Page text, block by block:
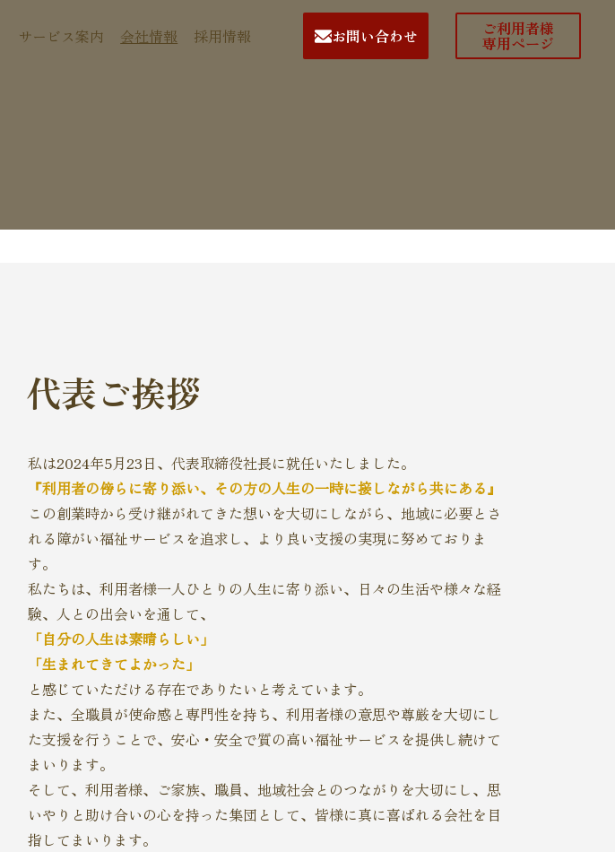
サービス案内 会社情報 採用情報 お問い合わせ 専用ページ
代表ご挨拶
私は2024年5月23日、代表取締役社長に就任いたしました。
『利用者の傍らに寄り添い、その方の人生の一時に接しながら共にある』
この創業時から受け継がれてきた想いを大切にしながら、地域に必要とさ
れる障がい福祉サービスを追求し、より良い支援の実現に努めておりま
す。
私たちは、利用者様一人ひとりの人生に寄り添い、日々の生活や様々な経
験、人との出会いを通して、
「自分の人生は素晴らしい」
「生まれてきてよかった」
と感じていただける存在でありたいと考えています。
また、全職員が使命感と専門性を持ち、利用者様の意思や尊厳を大切にし
た支援を行うことで、安心・安全で質の高い福祉サービスを提供し続けて
まいります。
そして、利用者様、ご家族、職員、地域社会とのつながりを大切にし、思
いやりと助け合いの心を持った集団として、皆様に真に喜ばれる会社を目
指してまいります。